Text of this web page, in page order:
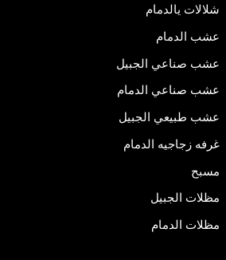
شلالات يالدمام
عشب الدمام
عشب صناعي الجبيل
عشب صناعي الدمام
عشب طبيعي الجبيل
غرفه زجاجيه الدمام
مسبح
مظلات الجبيل
مظلات الدمام